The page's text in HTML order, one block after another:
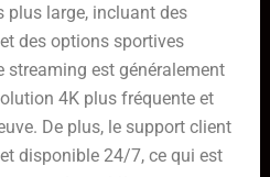
plus large, incluant des
des options sportives
streaming est généralement
4K plus fréquente et
De plus, le support client
disponible 24/7, ce qui est